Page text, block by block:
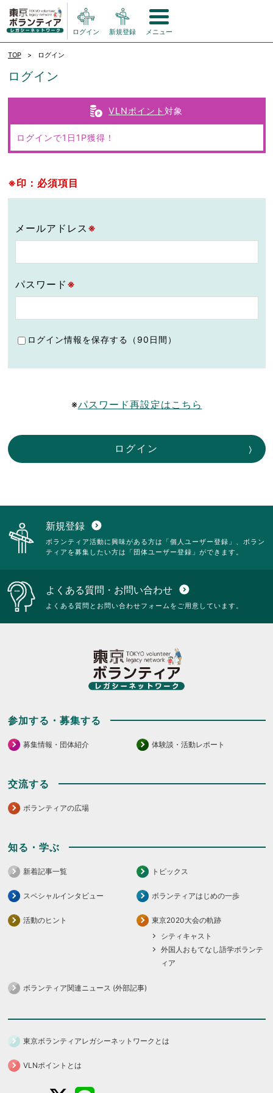
ログイン 新規登録 メニュー
TOP ログイン
ログイン
VLNポイント 対象
ログインで1日1P獲得！
※印：必須項目
メールアドレス ※
パスワード ※
ログイン情報を保存する（90日間）
※パスワード再設定はこちら
ログイン
新規登録 expand_circle_down
ボランティア活動に興味がある方は「個人ユーザー登録」、ボラン
ティアを募集したい方は「団体ユーザー登録」ができます。
よくある質問・お問い合わせ expand_circle_down
よくある質問とお問い合わせフォームをご用意しています。
参加する・募集する
募集情報・団体紹介 体験談・活動レポート
交流する
ボランティアの広場
知る・学ぶ
新着記事一覧 トピックス
スペシャルインタビュー ボランティアはじめの一歩
活動のヒント
東京2020大会の軌跡
シティキャスト
外国人おもてなし語学ボランテ
ィア
ボランティア関連ニュース (外部記事)
東京ボランティアレガシーネットワークとは
VLNポイントとは